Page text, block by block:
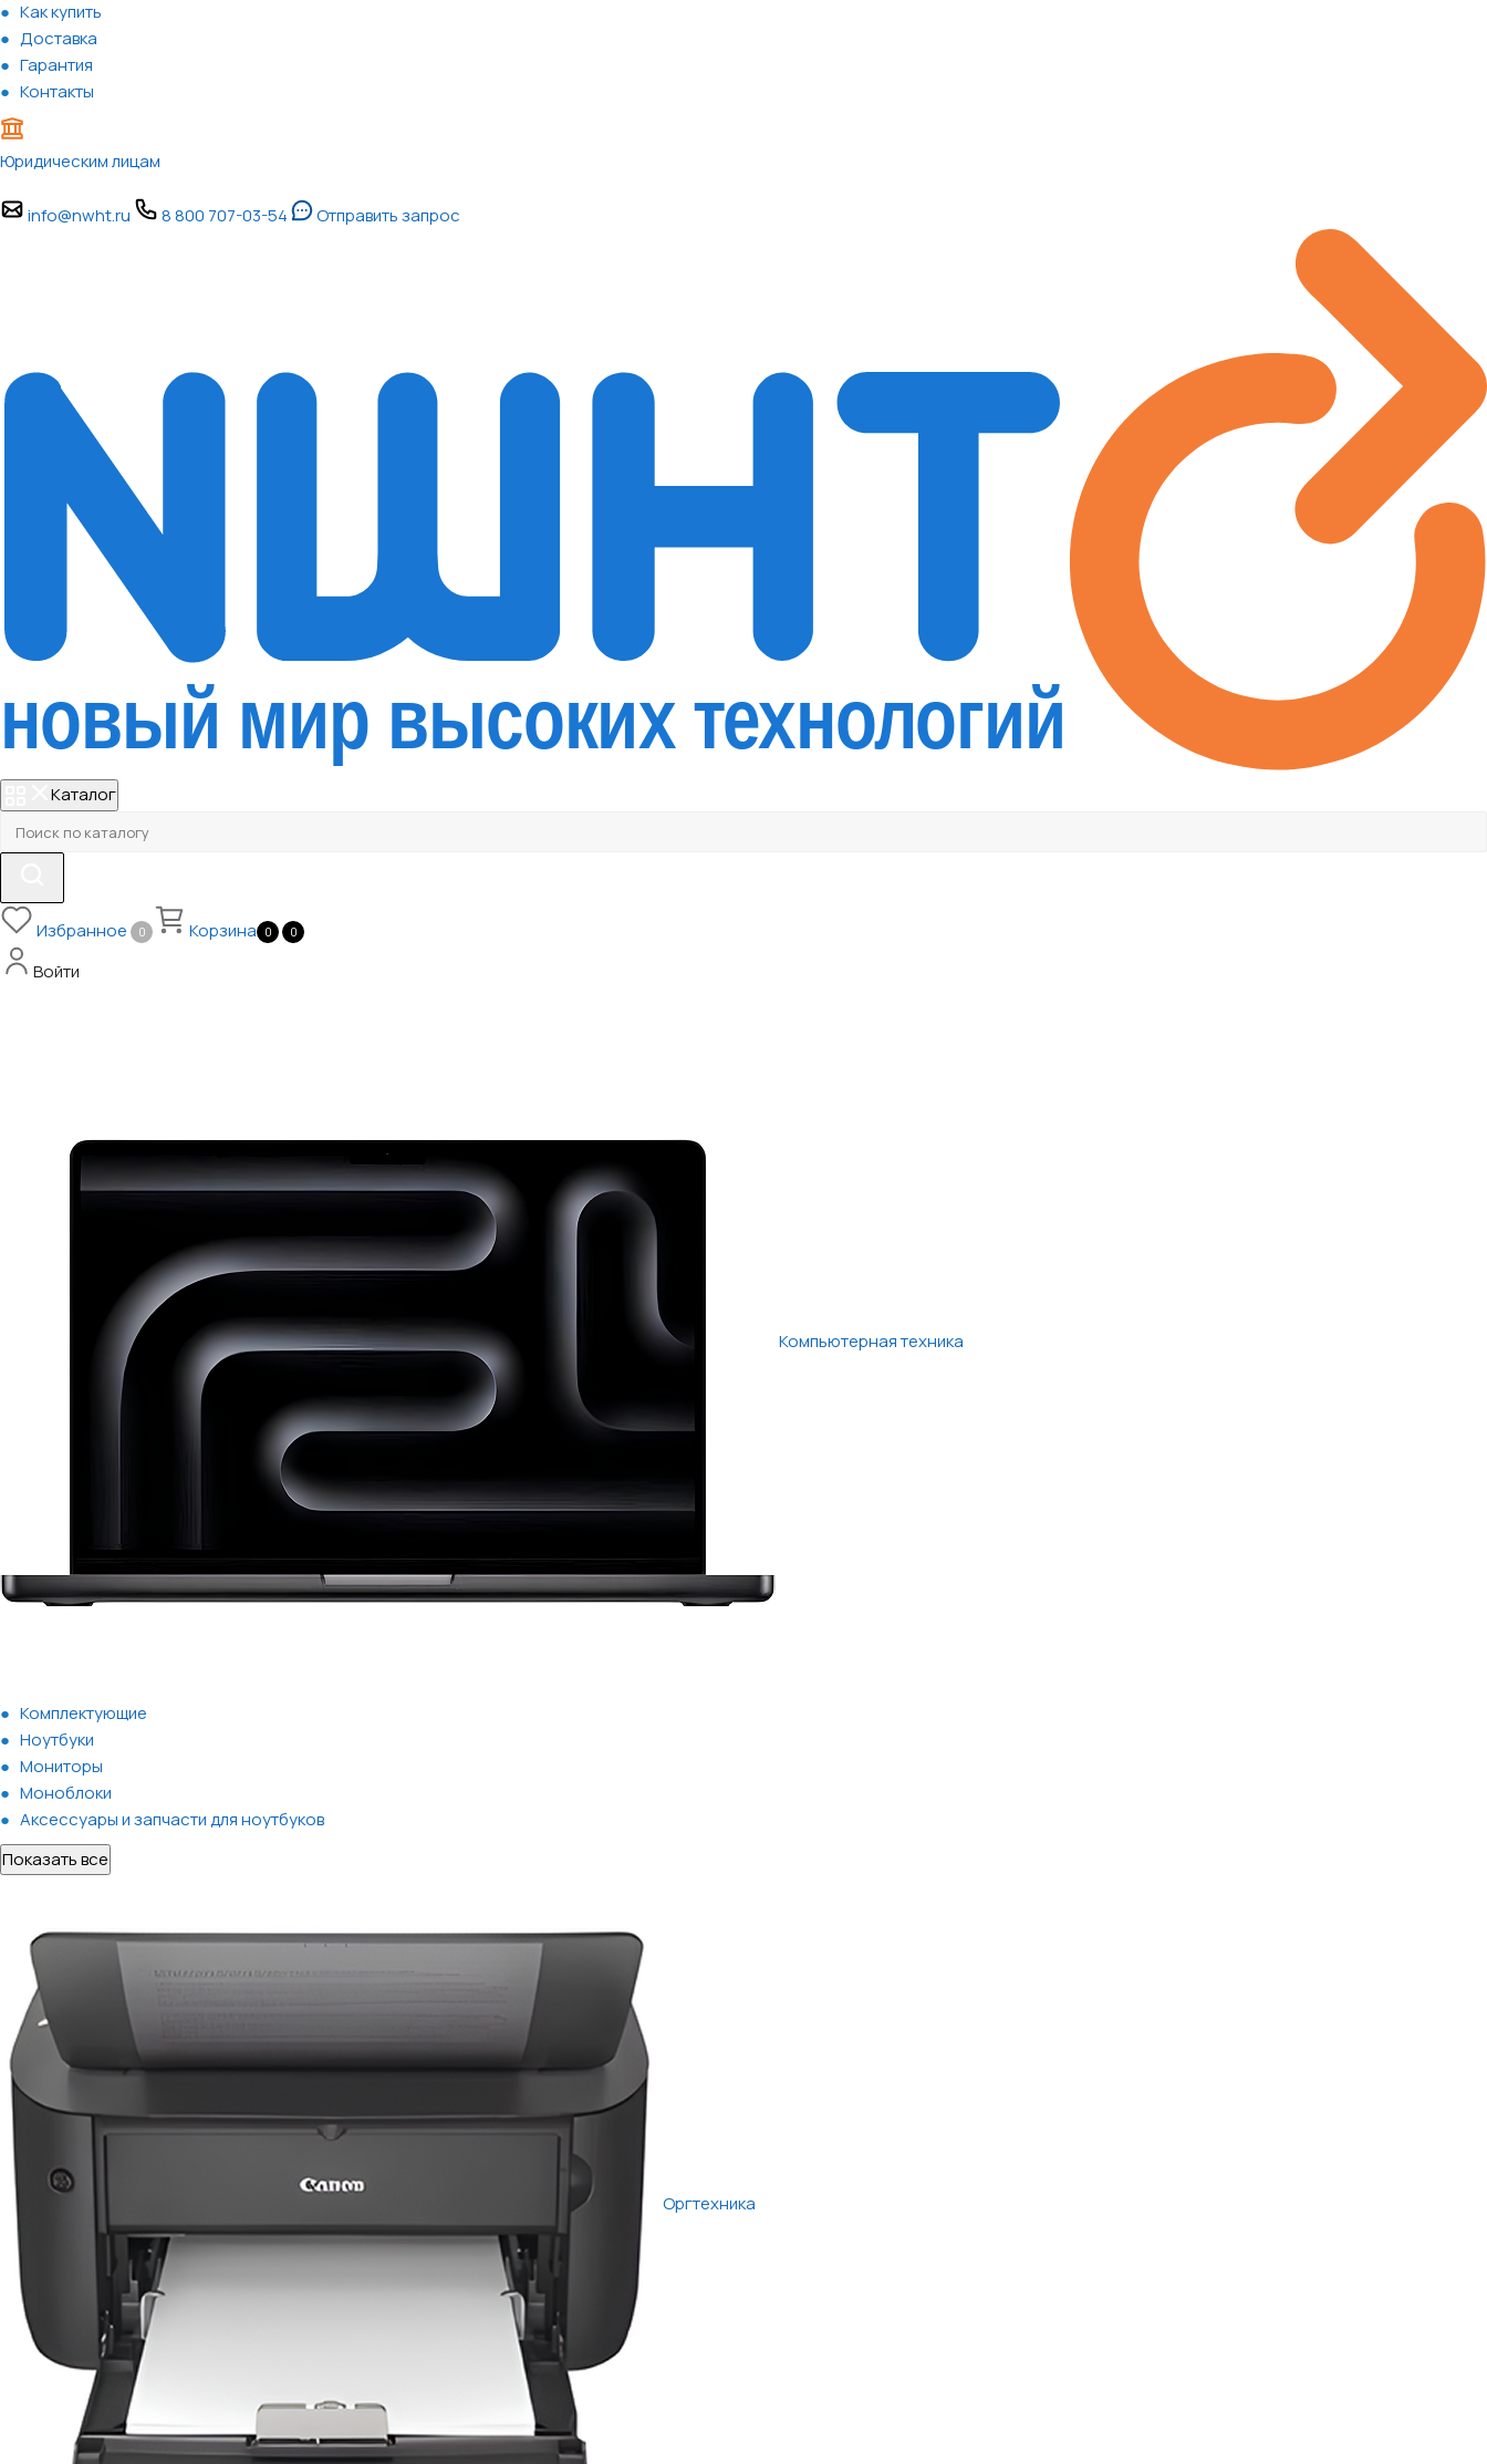
Как купить
Доставка
Гарантия
Контакты
Юридическим лицам
info@nwht.ru 8 800 707-03-54 Отправить запрос
Каталог
Избранное 0 Корзина 0 0
Войти
Компьютерная техника
Комплектующие
Ноутбуки
Мониторы
Моноблоки
Аксессуары и запчасти для ноутбуков
Показать все
Оргтехника